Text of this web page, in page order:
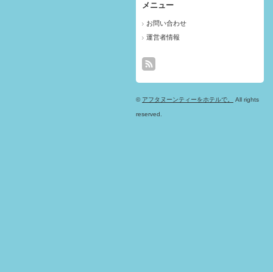
メニュー
お問い合わせ
運営者情報
© アフタヌーンティーをホテルで。 All rights
reserved.